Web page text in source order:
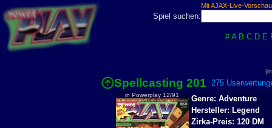
Mit AJAX-Live-
Spiel suchen:
# A B C D E
Spellcasting 201 275
in Powerplay 12/91
Genre: Adventure
Hersteller: Legend
Zirka-Preis: 120 DM